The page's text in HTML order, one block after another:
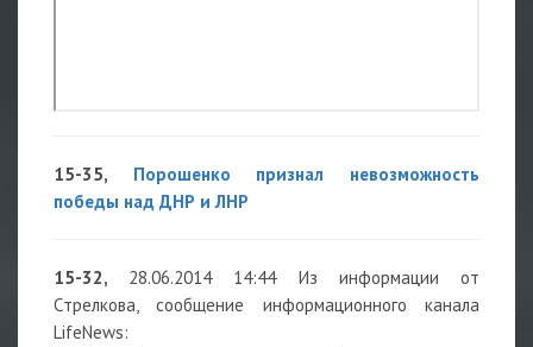
15-35, Порошенко признал невозможность
победы над ДНР и ЛНР
15-32, 28.06.2014 14:44 Из информации от
Стрелкова, сообщение информационного канала
LifeNews: